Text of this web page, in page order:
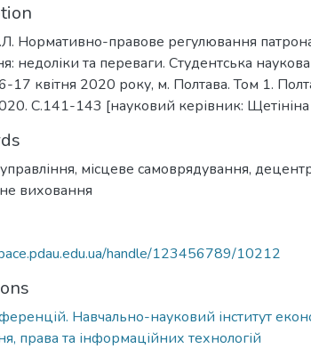
Нормативно-правове регулювання
недоліки та переваги. Студентська
квітня 2020 року, м. Полтава. Том 1.
С.141-143 [науковий керівник: Щетініна
, місцеве самоврядування,
виховання
handle/123456789/10212
Навчально-науковий інститут
права та інформаційних технологій